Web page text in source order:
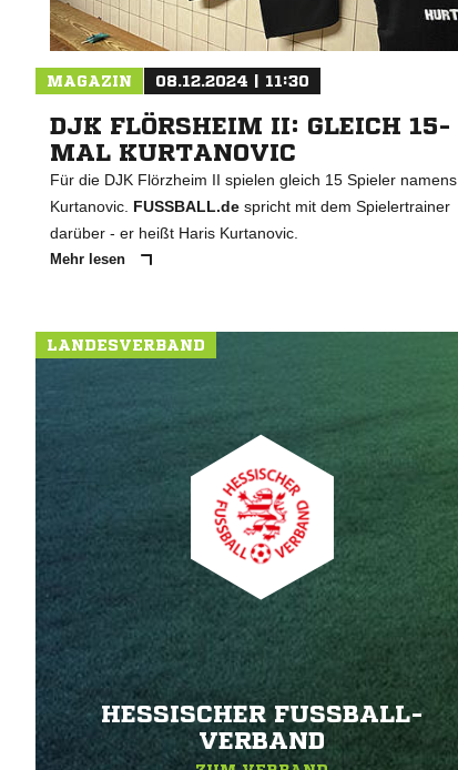
MAGAZIN 08.12.2024 | 11:30
DJK FLÖRSHEIM II: GLEICH 15-
MAL KURTANOVIC
Für die DJK Flörzheim II spielen gleich 15 Spieler namens
Kurtanovic. FUSSBALL.de spricht mit dem Spielertrainer
darüber - er heißt Haris Kurtanovic.
Mehr lesen
LANDESVERBAND
HESSISCHER FUSSBALL-V
ERBAND